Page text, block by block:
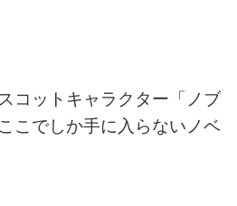
コットキャラクター「ノブ
こでしか手に入らないノベ